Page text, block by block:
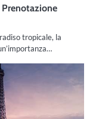
tropicale, la